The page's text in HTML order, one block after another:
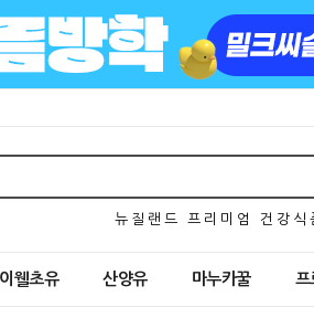
뉴 질 랜 드 프 리 미 엄 건 강 식
웰초유 산양유 마누카꿀 프